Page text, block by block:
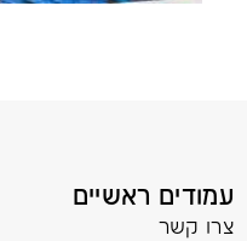
עמודים ראשיים
צרו קשר